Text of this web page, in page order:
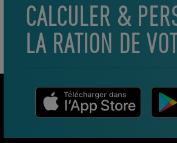
CALCULER &
LA RATION DE